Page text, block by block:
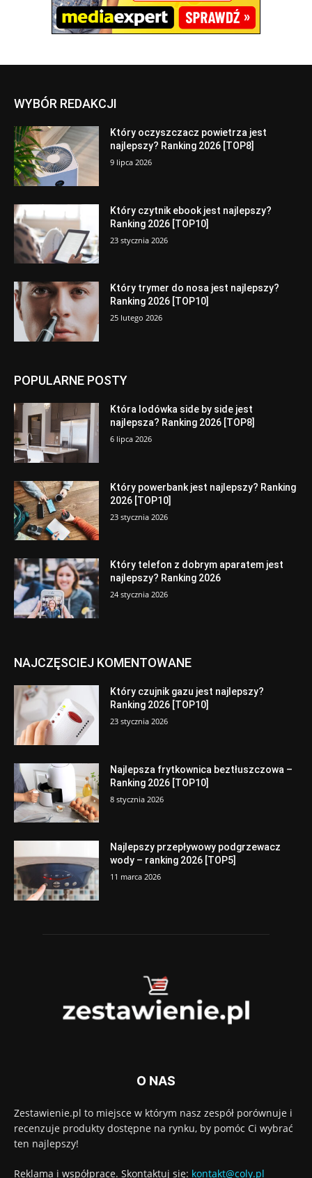
WYBÓR REDAKCJI
Który oczyszczacz powietrza jest
najlepszy? Ranking 2026 [TOP8]
9 lipca 2026
Który czytnik ebook jest najlepszy?
Ranking 2026 [TOP10]
23 stycznia 2026
Który trymer do nosa jest najlepszy?
Ranking 2026 [TOP10]
25 lutego 2026
POPULARNE POSTY
Która lodówka side by side jest
najlepsza? Ranking 2026 [TOP8]
6 lipca 2026
Który powerbank jest najlepszy? Ranking
2026 [TOP10]
23 stycznia 2026
Który telefon z dobrym aparatem jest
najlepszy? Ranking 2026
24 stycznia 2026
NAJCZĘSCIEJ KOMENTOWANE
Który czujnik gazu jest najlepszy?
Ranking 2026 [TOP10]
23 stycznia 2026
Najlepsza frytkownica beztłuszczowa –
Ranking 2026 [TOP10]
8 stycznia 2026
Najlepszy przepływowy podgrzewacz
wody – ranking 2026 [TOP5]
11 marca 2026
O NAS
Zestawienie.pl to miejsce w którym nasz zespół porównuje i
recenzuje produkty dostępne na rynku, by pomóc Ci wybrać
ten najlepszy!
Reklama i współprace. Skontaktuj się: kontakt@coly.pl